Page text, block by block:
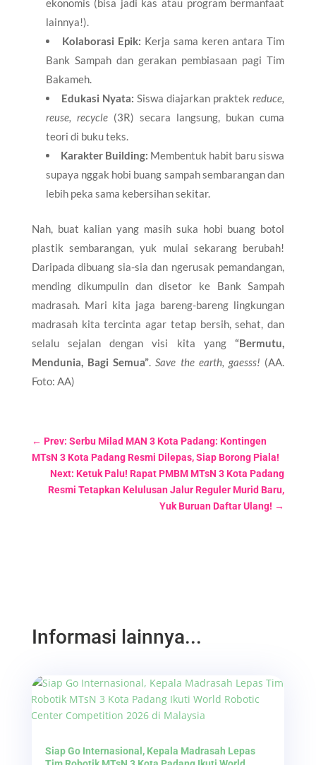
ekonomis (bisa jadi kas atau program bermanfaat
lainnya!).
Kolaborasi Epik: Kerja sama keren antara Tim
Bank Sampah dan gerakan pembiasaan pagi Tim
Bakameh.
Edukasi Nyata: Siswa diajarkan praktekreduce,
reuse, recycle(3R) secara langsung, bukan cuma
teori di buku teks.
Karakter Building: Membentuk habit baru siswa
supaya nggak hobi buang sampah sembarangan dan
lebih peka sama kebersihan sekitar.
Nah, buat kalian yang masih suka hobi buang botol
plastik sembarangan, yuk mulai sekarang berubah!
Daripada dibuang sia-sia dan ngerusak pemandangan,
mending dikumpulin dan disetor ke Bank Sampah
madrasah. Mari kita jaga bareng-bareng lingkungan
madrasah kita tercinta agar tetap bersih, sehat, dan
selalu sejalan dengan visi kita yang“Bermutu,
Mendunia, Bagi Semua”.Save the earth, gaesss! (AA.
Foto: AA)
← Prev: Serbu Milad MAN 3 Kota Padang: Kontingen
MTsN 3 Kota Padang Resmi Dilepas, Siap Borong Piala!
Next: Ketuk Palu! Rapat PMBM MTsN 3 Kota Padang
Resmi Tetapkan Kelulusan Jalur Reguler Murid Baru,
Yuk Buruan Daftar Ulang! →
Informasi lainnya...
Siap Go Internasional, Kepala Madrasah Lepas